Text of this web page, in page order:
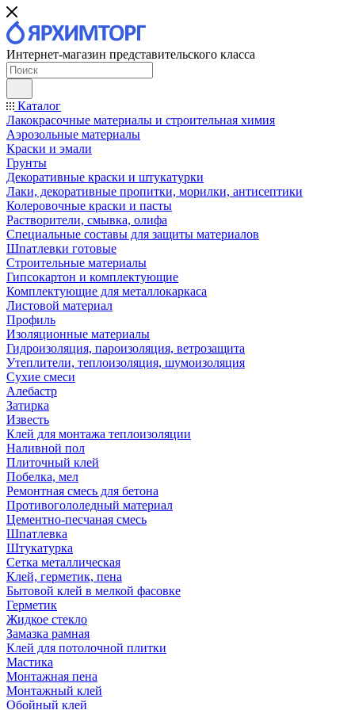
Интернет-магазин представительского класса
Каталог
Лакокрасочные материалы и строительная химия
Аэрозольные материалы
Краски и эмали
Грунты
Декоративные краски и штукатурки
Лаки, декоративные пропитки, морилки, антисептики
Колеровочные краски и пасты
Растворители, смывка, олифа
Специальные составы для защиты материалов
Шпатлевки готовые
Строительные материалы
Гипсокартон и комплектующие
Комплектующие для металлокаркаса
Листовой материал
Профиль
Изоляционные материалы
Гидроизоляция, пароизоляция, ветрозащита
Утеплители, теплоизоляция, шумоизоляция
Сухие смеси
Алебастр
Затирка
Известь
Клей для монтажа теплоизоляции
Наливной пол
Плиточный клей
Побелка, мел
Ремонтная смесь для бетона
Противогололедный материал
Цементно-песчаная смесь
Шпатлевка
Штукатурка
Сетка металлическая
Клей, герметик, пена
Бытовой клей в мелкой фасовке
Герметик
Жидкое стекло
Замазка рамная
Клей для потолочной плитки
Мастика
Монтажная пена
Монтажный клей
Обойный клей